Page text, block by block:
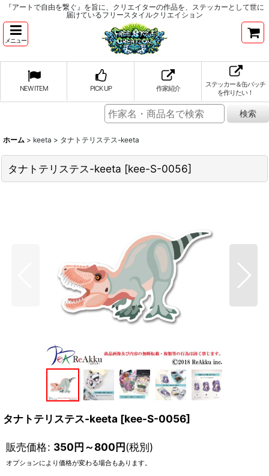
『アートで自由を繋ぐ』を旨に、クリエイターの作品を、ステッカーとして世に
届けているフリースタイルクリエイション
メニュー
NEW ITEM PICK UP 作家紹介
ステッカー＆缶バッチ
を作りたい！
ホーム > keeta > タナトテリステス-keeta
タナトテリステス-keeta [kee-S-0056]
タナトテリステス-keeta [kee-S-0056]
販売価格: 350円～800円(税別)
オプションにより価格が変わる場合もあります。